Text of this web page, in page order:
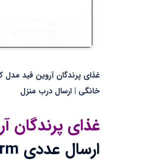
خانگی | ارسال درب منزل
غذای پرندگان
ارسال عددی White root worm